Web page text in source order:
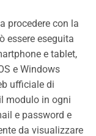
procedere con la
essere eseguita
e tablet,
e Windows
ufficiale di
modulo in ogni
e password e
da visualizzare